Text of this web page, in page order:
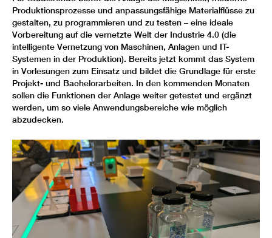
Produktionsprozesse und anpassungsfähige Materialflüsse zu
gestalten, zu programmieren und zu testen – eine ideale
Vorbereitung auf die vernetzte Welt der Industrie 4.0 (die
intelligente Vernetzung von Maschinen, Anlagen und IT-
Systemen in der Produktion). Bereits jetzt kommt das System
in Vorlesungen zum Einsatz und bildet die Grundlage für erste
Projekt- und Bachelorarbeiten. In den kommenden Monaten
sollen die Funktionen der Anlage weiter getestet und ergänzt
werden, um so viele Anwendungsbereiche wie möglich
abzudecken.